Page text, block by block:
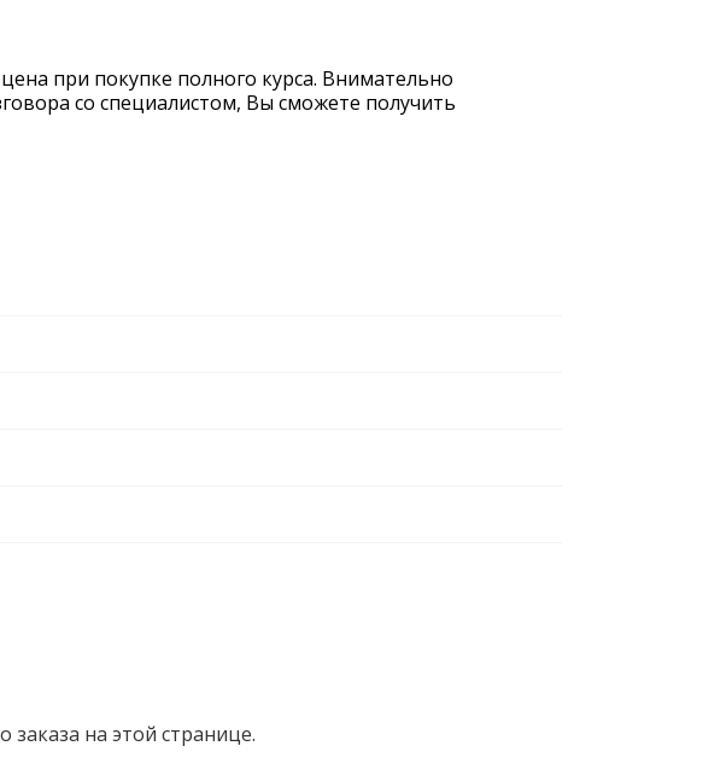
при покупке полного курса. Внимательно
со специалистом, Вы сможете получить
на этой странице.